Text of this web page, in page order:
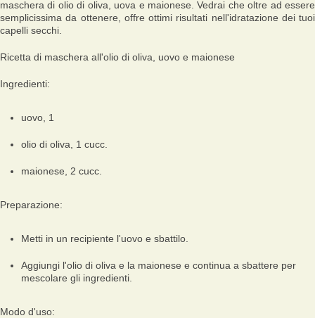
maschera di olio di oliva, uova e maionese. Vedrai che oltre ad essere
semplicissima da ottenere, offre ottimi risultati nell'idratazione dei tuoi
capelli secchi.
Ricetta di maschera all'olio di oliva, uovo e maionese
Ingredienti:
uovo, 1
olio di oliva, 1 cucc.
maionese, 2 cucc.
Preparazione:
Metti in un recipiente l'uovo e sbattilo.
Aggiungi l'olio di oliva e la maionese e continua a sbattere per
mescolare gli ingredienti.
Modo d'uso: